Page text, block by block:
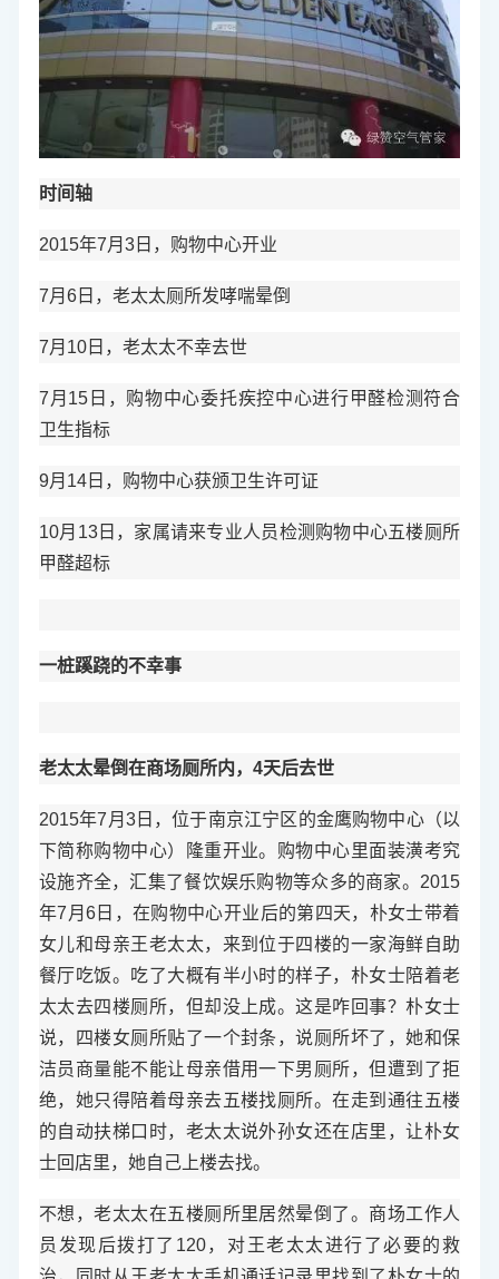
时间轴
2015年7月3日，购物中心开业
7月6日，老太太厕所发哮喘晕倒
7月10日，老太太不幸去世
7月15日，购物中心委托疾控中心进行甲醛检测符合
卫生指标
9月14日，购物中心获颁卫生许可证
10月13日，家属请来专业人员检测购物中心五楼厕所
甲醛超标
一桩蹊跷的不幸事
老太太晕倒在商场厕所内，4天后去世
2015年7月3日，位于南京江宁区的金鹰购物中心（以
下简称购物中心）隆重开业。购物中心里面装潢考究
设施齐全，汇集了餐饮娱乐购物等众多的商家。2015
年7月6日，在购物中心开业后的第四天，朴女士带着
女儿和母亲王老太太，来到位于四楼的一家海鲜自助
餐厅吃饭。吃了大概有半小时的样子，朴女士陪着老
太太去四楼厕所，但却没上成。这是咋回事？朴女士
说，四楼女厕所贴了一个封条，说厕所坏了，她和保
洁员商量能不能让母亲借用一下男厕所，但遭到了拒
绝，她只得陪着母亲去五楼找厕所。在走到通往五楼
的自动扶梯口时，老太太说外孙女还在店里，让朴女
士回店里，她自己上楼去找。
不想，老太太在五楼厕所里居然晕倒了。商场工作人
员发现后拨打了120，对王老太太进行了必要的救